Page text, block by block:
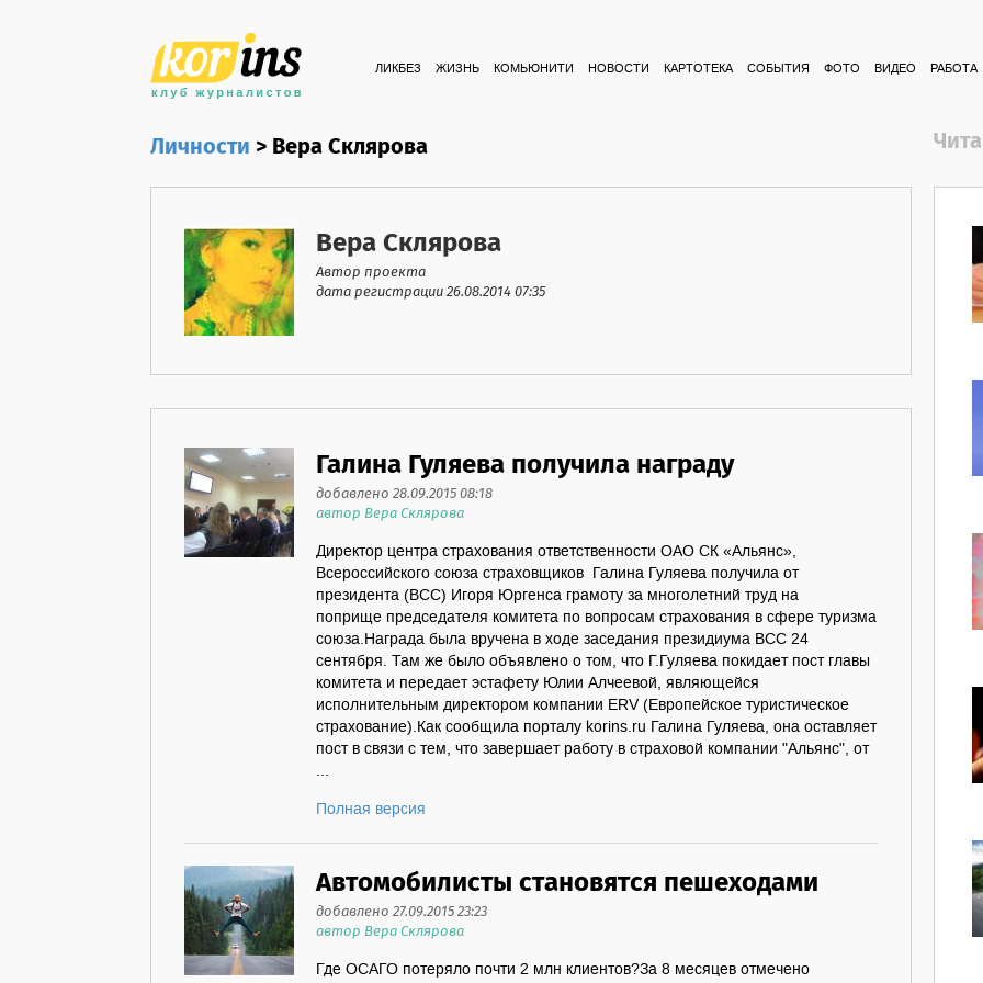
ЛИКБЕЗ ЖИЗНЬ КОМЬЮНИТИ НОВОСТИ КАРТОТЕКА СОБЫТИЯ ФОТО ВИДЕО РАБОТА
Личности>Вера Склярова
Вера Склярова
Автор проекта
дата регистрации 26.08.2014 07:35
Галина Гуляева получила награду
добавлено 28.09.2015 08:18
автор Вера Склярова
Директор центра страхования ответственности ОАО СК «Альянс»,
Всероссийского союза страховщиков Галина Гуляева получила от
президента (ВСС) Игоря Юргенса грамоту за многолетний труд на
поприще председателя комитета по вопросам страхования в сфере туризма
союза.Награда была вручена в ходе заседания президиума ВСС 24
сентября. Там же было объявлено о том, что Г.Гуляева покидает пост главы
комитета и передает эстафету Юлии Алчеевой, являющейся
исполнительным директором компании ERV (Европейское туристическое
страхование).Как сообщила порталу korins.ru Галина Гуляева, она оставляет
пост в связи с тем, что завершает работу в страховой компании "Альянс", от
...
Полная версия
Автомобилисты становятся пешеходами
добавлено 27.09.2015 23:23
автор Вера Склярова
Где ОСАГО потеряло почти 2 млн клиентов?За 8 месяцев отмечено